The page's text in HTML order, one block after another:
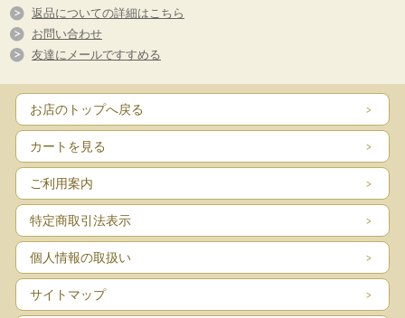
返品についての詳細はこちら
お問い合わせ
友達にメールですすめる
お店のトップへ戻る
カートを見る
ご利用案内
特定商取引法表示
個人情報の取扱い
サイトマップ